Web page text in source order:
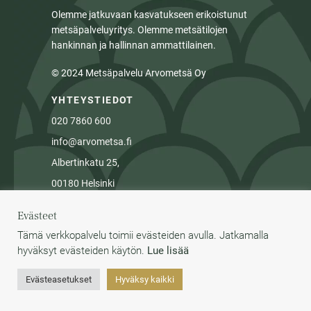
Olemme jatkuvaan kasvatukseen erikoistunut
metsäpalveluyritys. Olemme metsätilojen
hankinnan ja hallinnan ammattilainen.
© 2024 Metsäpalvelu Arvometsä Oy
YHTEYSTIEDOT
020 7860 600
info@arvometsa.fi
Albertinkatu 25,
00180 Helsinki
Tietosuojalauseke
Evästeet
Tämä verkkopalvelu toimii evästeiden avulla. Jatkamalla
hyväksyt evästeiden käytön. Lue lisää
Evästeasetukset Hyväksy kaikki